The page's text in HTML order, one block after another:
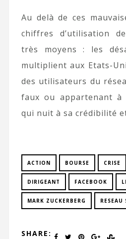
Au delà de ces
chiffres d’utilisation
très moyens : les
multiplient aux Etats-
des utilisateurs du
faux ou appartenant à
qui nuit à sa crédibilité
ACTION BOURSE CRISE
DIRIGEANT FACEBOOK
MARK ZUCKERBERG RESEAU
SHARE: